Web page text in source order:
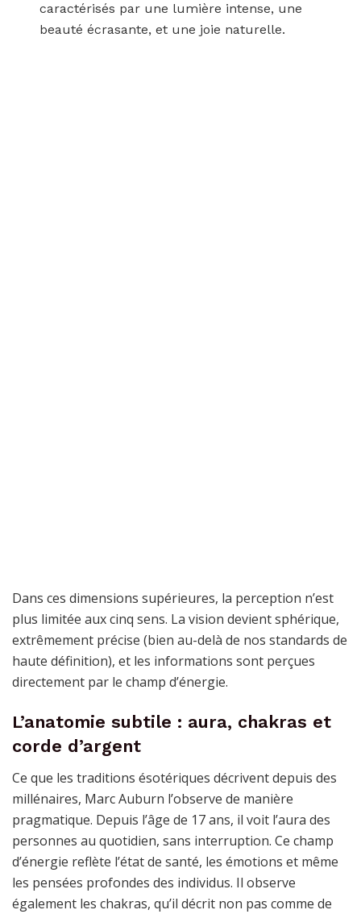
caractérisés par une lumière intense, une
beauté écrasante, et une joie naturelle.
Dans ces dimensions supérieures, la perception n’est
plus limitée aux cinq sens. La vision devient sphérique,
extrêmement précise (bien au-delà de nos standards de
haute définition), et les informations sont perçues
directement par le champ d’énergie.
L’anatomie subtile : aura, chakras et
corde d’argent
Ce que les traditions ésotériques décrivent depuis des
millénaires, Marc Auburn l’observe de manière
pragmatique. Depuis l’âge de 17 ans, il voit l’aura des
personnes au quotidien, sans interruption. Ce champ
d’énergie reflète l’état de santé, les émotions et même
les pensées profondes des individus. Il observe
également les chakras, qu’il décrit non pas comme de